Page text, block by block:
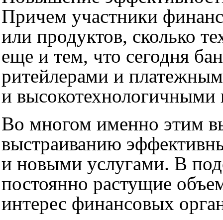
Причем участники
или продуктов, сколько
еще и тем, что сегодня
ритейлерами и
и
Во многом именно этим
выстраиванию
и новыми услугами. В
постоянно растущие
интерес финансовых